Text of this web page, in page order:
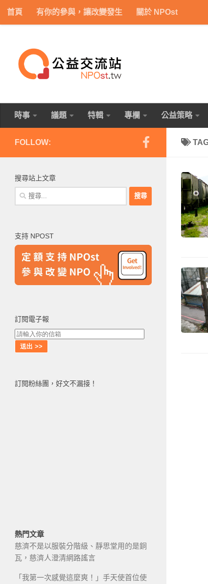
Skip to content
首頁 有你的參與，讓改變發生 關於 NPOst
時事 議題 特輯 專欄 公益策略
FOLLOW:
搜尋站上文章
搜
尋
字:
支持 NPOST
訂閱電子報
訂閱粉絲團，好文不漏接！
熱門文章
慈濟不是以服裝分階級、靜思堂用的是銅
瓦，慈濟人澄清網路謠言
「我第一次感覺這麼爽！」手天使首位使